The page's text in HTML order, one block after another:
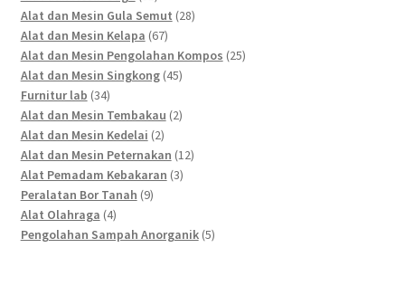
products
Alat dan Mesin Gula Semut 2828
Alat dan Mesin Kelapa 6767
products
Alat dan Mesin Pengolahan Kompos 2525
Alat dan Mesin Singkong 4545
Furnitur lab 3434
products
Alat dan Mesin Tembakau 22
Alat dan Mesin Kedelai 22
products
Alat dan Mesin Peternakan 1212
Alat Pemadam Kebakaran 33
Peralatan Bor Tanah 99
Alat Olahraga 44
products
Pengolahan Sampah Anorganik 55